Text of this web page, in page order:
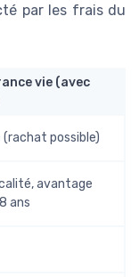
par les frais du
vie (avec
(rachat possible)
avantage
ans